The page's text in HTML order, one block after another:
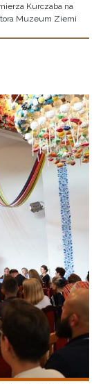
Kurczaba na
Muzeum Ziemi